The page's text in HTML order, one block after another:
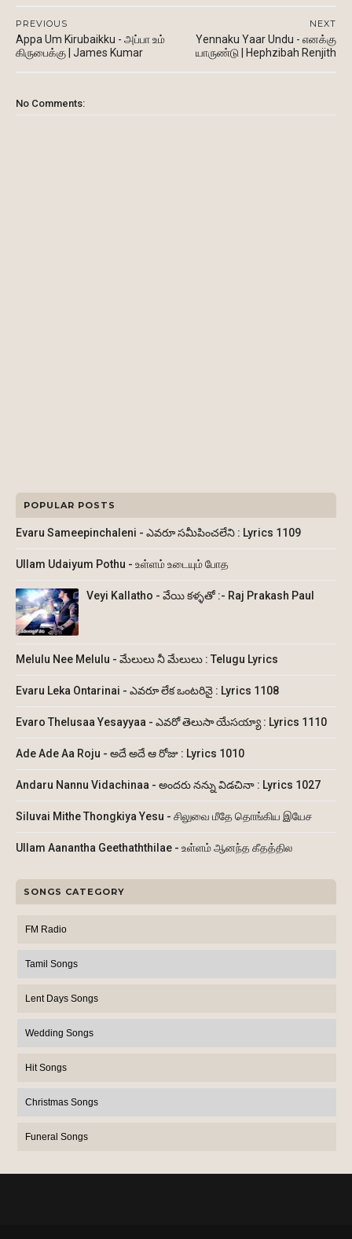
NEXT
Yennaku Yaar Undu - எனக்கு
யாருண்டு | Hephzibah Renjith
PREVIOUS
Appa Um Kirubaikku - அப்பா உம்
கிருபைக்கு | James Kumar
No Comments:
POPULAR POSTS
Evaru Sameepinchaleni - ఎవరూ సమీపించలేని : Lyrics 1109
Ullam Udaiyum Pothu - உள்ளம் உடையும் போத
Veyi Kallatho - వేయి కళ్ళతో :- Raj Prakash Paul
Melulu Nee Melulu - మేలులు నీ మేలులు : Telugu Lyrics
Evaru Leka Ontarinai - ఎవరూ లేక ఒంటరినై : Lyrics 1108
Evaro Thelusaa Yesayyaa - ఎవరో తెలుసా యేసయ్యా : Lyrics 1110
Ade Ade Aa Roju - అదే అదే ఆ రోజు : Lyrics 1010
Andaru Nannu Vidachinaa - అందరు నన్ను విడచినా : Lyrics 1027
Siluvai Mithe Thongkiya Yesu - சிலுவை மீதே தொங்கிய இயேச
Ullam Aanantha Geethaththilae - உள்ளம் ஆனந்த கீதத்தில
SONGS CATEGORY
FM Radio
Tamil Songs
Lent Days Songs
Wedding Songs
Hit Songs
Christmas Songs
Funeral Songs